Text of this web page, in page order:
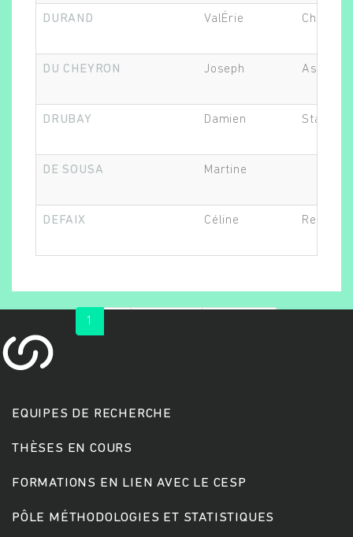
DURAND ValÉrie Chef.fe
DU CHEYRON Joseph
DRUBAY Damien
DE SOUSA Martine
DEFAIX Céline
1
EQUIPES DE RECHERCHE
THÈSES EN COURS
FORMATIONS EN LIEN AVEC LE CESP
PÔLE MÉTHODOLOGIES ET STATISTIQUES